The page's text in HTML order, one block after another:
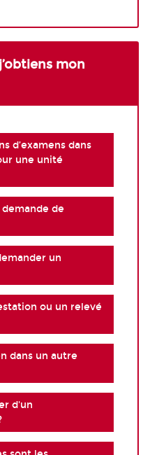
mon
d’examens dans
une unité
de
un
ou un relevé
dans un autre
d'un